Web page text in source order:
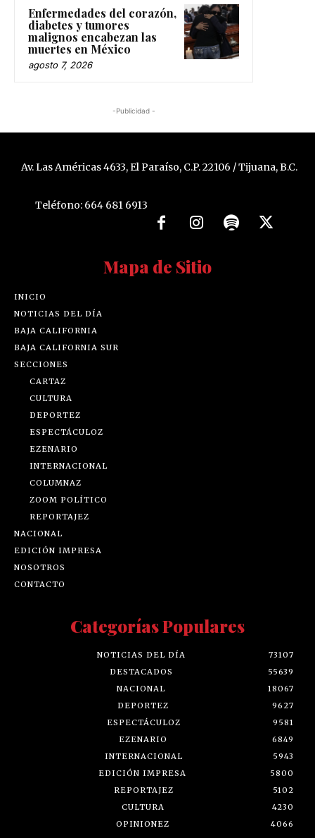
Enfermedades del corazón,
diabetes y tumores
malignos encabezan las
muertes en México
agosto 7, 2026
-Publicidad -
Av. Las Américas 4633, El Paraíso, C.P. 22106 / Tijuana, B.C.
Teléfono: 664 681 6913
Mapa de Sitio
INICIO
NOTICIAS DEL DÍA
BAJA CALIFORNIA
BAJA CALIFORNIA SUR
SECCIONES
CARTAZ
CULTURA
DEPORTEZ
ESPECTÁCULOZ
EZENARIO
INTERNACIONAL
COLUMNAZ
ZOOM POLÍTICO
REPORTAJEZ
NACIONAL
EDICIÓN IMPRESA
NOSOTROS
CONTACTO
Categorías Populares
NOTICIAS DEL DÍA
73107
DESTACADOS
55639
NACIONAL
18067
DEPORTEZ
9627
ESPECTÁCULOZ
9581
EZENARIO
6849
INTERNACIONAL
5943
EDICIÓN IMPRESA
5800
REPORTAJEZ
5102
CULTURA
4230
OPINIONEZ
4066